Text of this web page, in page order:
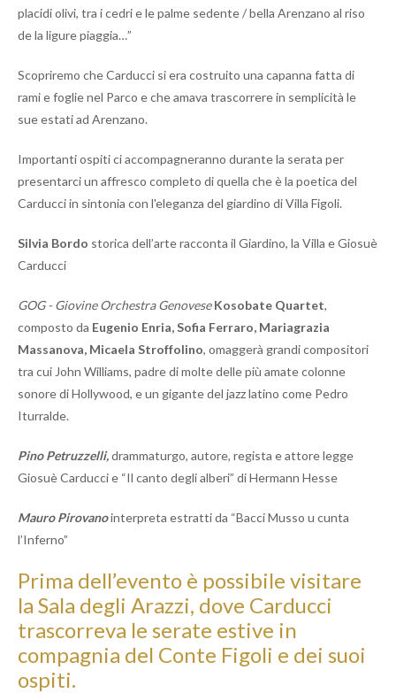
placidi olivi, tra i cedri e le palme sedente / bella Arenzano al riso
de la ligure piaggia…”
Scopriremo che Carducci si era costruito una capanna fatta di
rami e foglie nel Parco e che amava trascorrere in semplicità le
sue estati ad Arenzano.
Importanti ospiti ci accompagneranno durante la serata per
presentarci un affresco completo di quella che è la poetica del
Carducci in sintonia con l'eleganza del giardino di Villa Figoli.
Silvia Bordo storica dell’arteracconta il Giardino, la Villa eGiosuè
Carducci
GOG - Giovine Orchestra GenoveseKosobate Quartet,
composto da Eugenio Enria, Sofia Ferraro, Mariagrazia
Massanova, Micaela Stroffolino, omaggerà grandi compositori
tra cui John Williams, padre di molte delle più amate colonne
sonore di Hollywood, e un gigante del jazz latino come Pedro
Iturralde.
Pino Petruzzelli,drammaturgo, autore, regista e attorelegge
Giosuè Carduccie “Il canto degli alberi” diHermann Hesse
Mauro Pirovanointerpreta estratti da “Bacci Musso u cunta
l’Inferno”
Prima dell’evento è possibile visitare
la Sala degli Arazzi, dove Carducci
trascorreva le serate estive in
compagnia del Conte Figoli e dei suoi
ospiti.